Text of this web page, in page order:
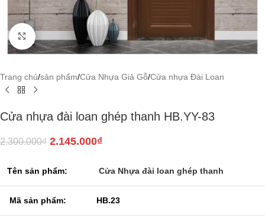
Click to enlarge
Trang chủ/sản phẩm/Cửa Nhựa Giả Gỗ/Cửa nhựa Đài Loan
Cửa nhựa đài loan ghép thanh HB.YY-83
2.300.000₫ 2.145.000₫
Tên sản phẩm: Cửa Nhựa đài loan ghép thanh
Mã sản phẩm: HB.23